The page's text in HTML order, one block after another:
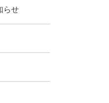
らせ